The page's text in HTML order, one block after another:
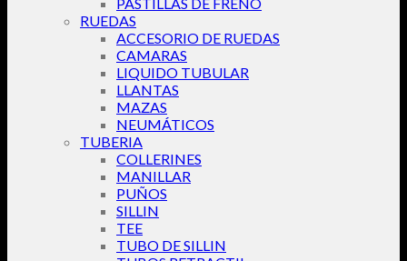
RUEDAS
ACCESORIO DE RUEDAS
CAMARAS
LIQUIDO TUBULAR
LLANTAS
MAZAS
NEUMÁTICOS
TUBERIA
COLLERINES
MANILLAR
PUÑOS
SILLIN
TEE
TUBO DE SILLIN